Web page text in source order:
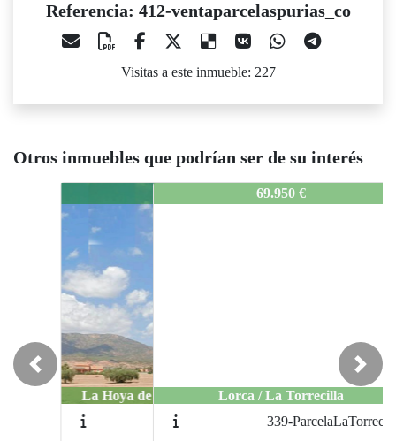
Referencia: 412-ventaparcelaspurias_co
Visitas a este inmueble: 227
Otros inmuebles que podrían ser de su interés
412-ventaparcelaspurias_co
Lorca / La Torrecilla
339-ParcelaLaTorrecilla
Previous Next